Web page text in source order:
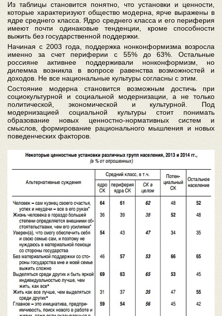
Из таблицы становится понятно, что установки и ценности,
которые характеризуют общество модерна, ярче выражены в
ядре среднего класса. Ядро среднего класса и его периферия
имеют почти одинаковые тенденции, кроме способности
выжить без государственной поддержки.
Начиная с 2003 года, поддержка нонконформизма возросла
именно за счет периферии с 55% до 63%. Остальные
россияне активнее поддерживали нонконформизм, но
дилемма возникла в вопросе равенства возможностей и
доходов. Не все национальные культуры согласны с этим.
Состояние модерна становится возможным достичь при
социокультурной и социальной модернизации, а не только
политической, экономической и культурной. Под
модернизацией социальной культуры стоит понимать
образование новых ценностно-нормативных систем и
смыслов, формирование рационального мышления и новых
поведенческих факторов.